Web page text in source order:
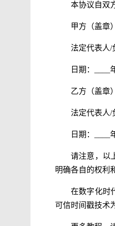
本协议自双
甲方（盖章
法定代表人/
日期：____
乙方（盖章
法定代表人/
日期：____
请注意，以
明确各自的权利
在数字化时
可信时间戳技术